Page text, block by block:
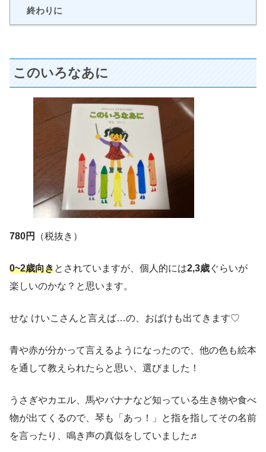
終わりに
このいろなあに
780円 （税抜き）
0~2歳向きとされていますが、個人的には2,3歳ぐらいが
楽しいのかな？と思います。
せな けいこさんと言えば…の、おばけも出てきます♡
青や赤が分かって言えるようになったので、他の色も絵本
を通して教えられたらと思い、選びました！
うさぎやカエル、馬やバナナなど知っている生き物や食べ
物が出てくるので、琴も「あっ！」と指を指してその名前
を言ったり、鳴き声の真似をしていました♬